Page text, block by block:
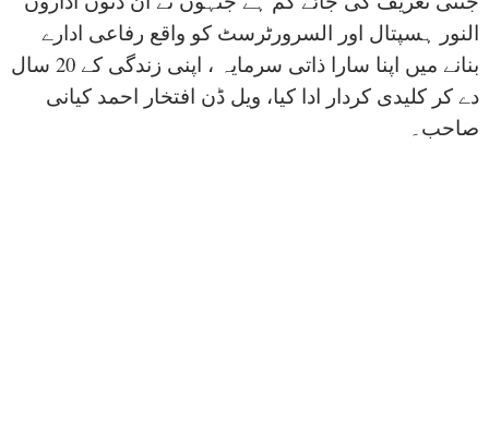
النور ہسپتال اور السرورٹرسٹ کو واقع رفاعی ادارے
بنانے میں اپنا سارا ذاتی سرمایہ ، اپنی زندگی کے 20 سال
دے کر کلیدی کردار ادا کیا، ویل ڈن افتخار احمد کیانی
صاحب۔